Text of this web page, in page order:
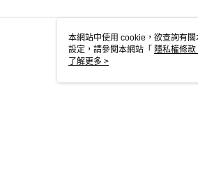
本網站中使用 cookie，欲查詢有
設定，請參閱本網站「 隱私權條款
使用 cookie。
了解更多 >